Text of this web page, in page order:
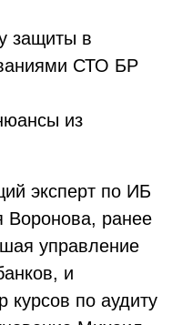
защиты в
СТО БР
из
эксперт по ИБ
Воронова, ранее
управление
и
курсов по аудиту